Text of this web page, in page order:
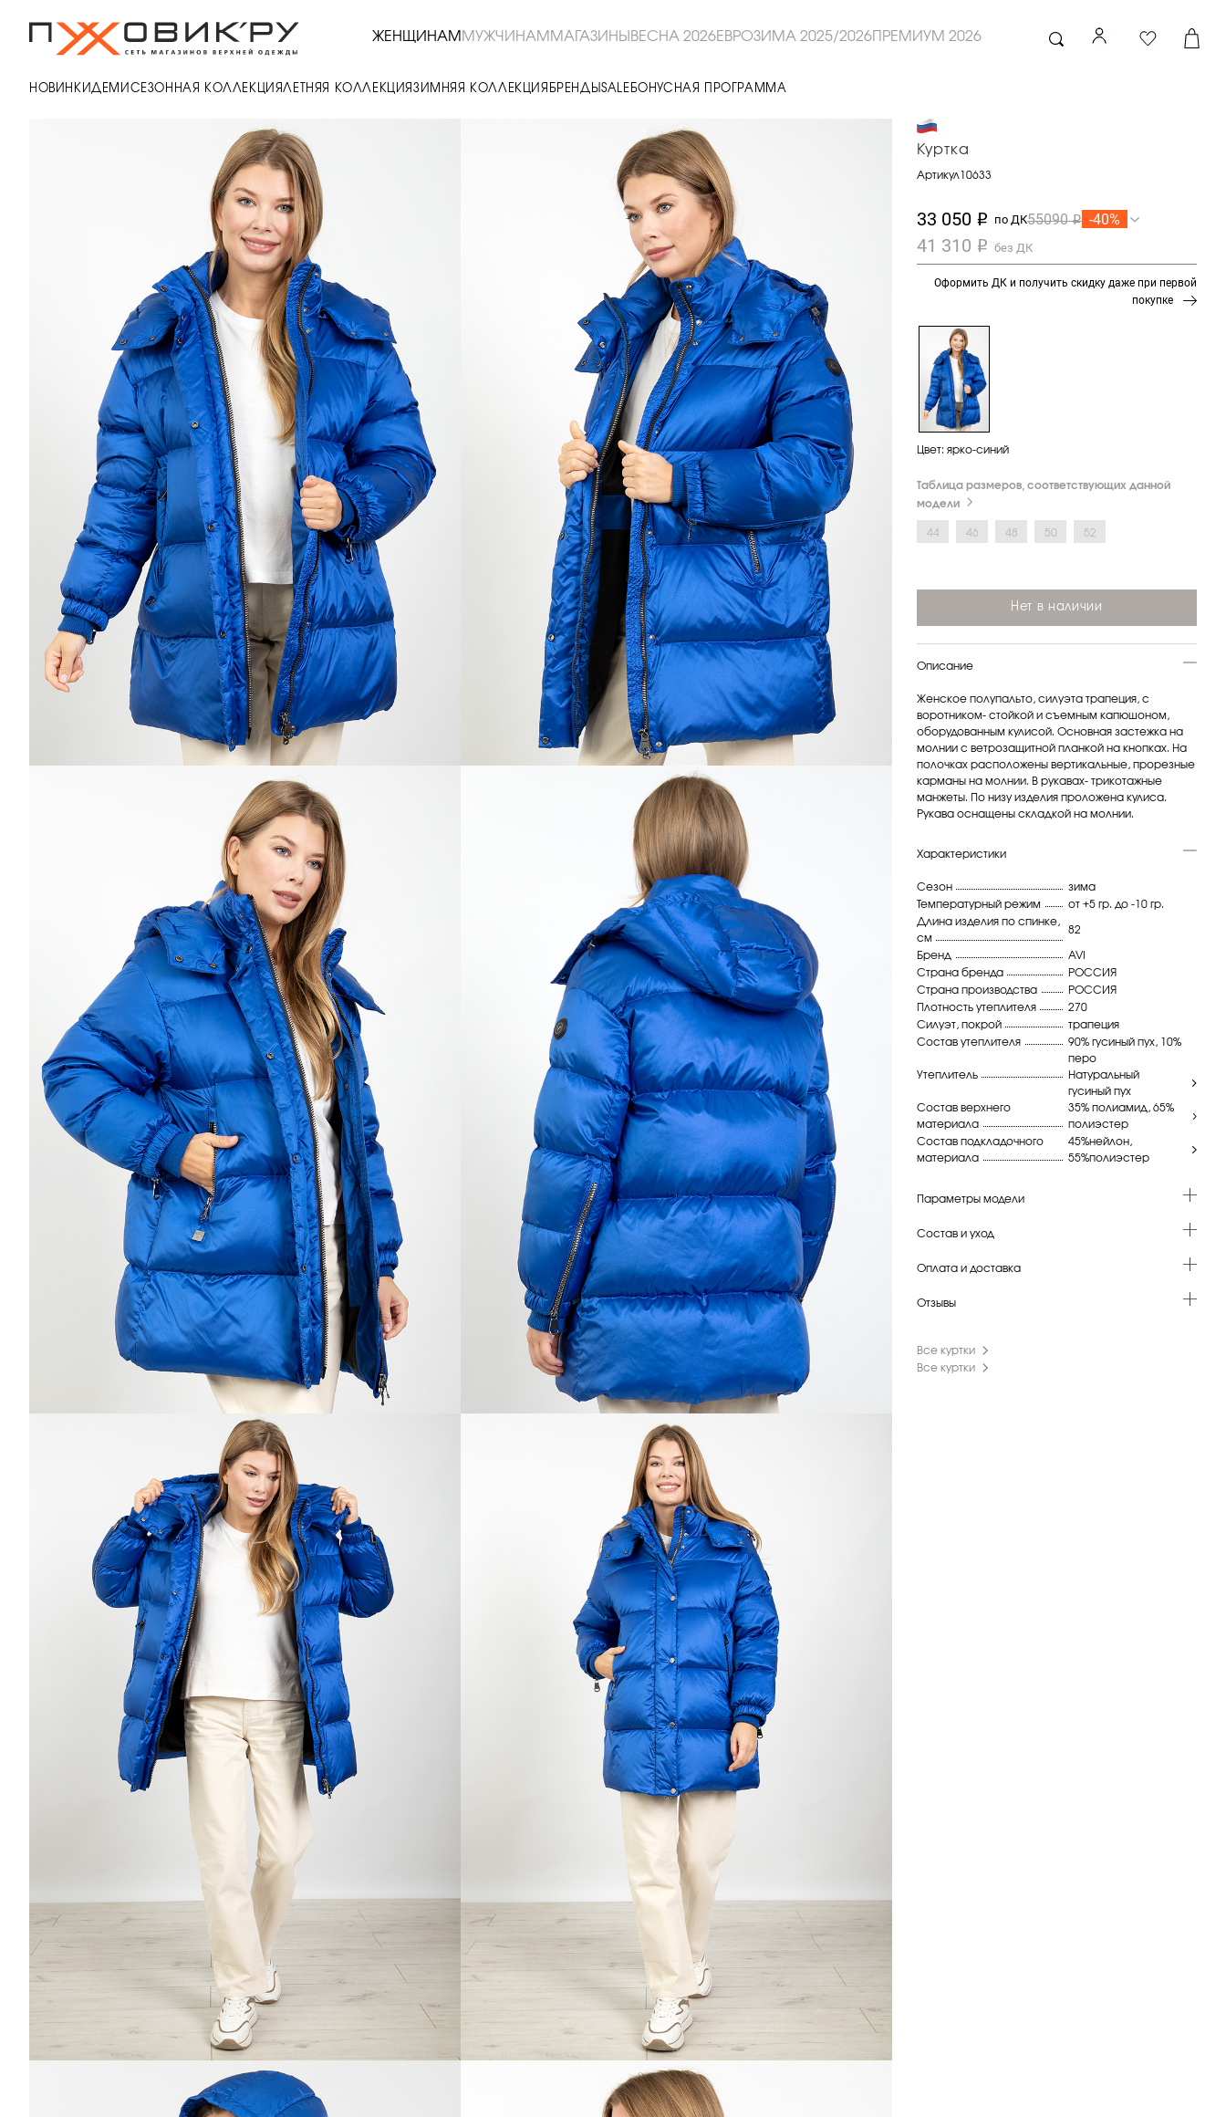
ЖЕНЩИНАМ МУЖЧИНАМ МАГАЗИНЫ ВЕСНА 2026ЕВРОЗИМА 2025/2026 ПРЕМИУМ 2026
НОВИНКИДЕМИСЕЗОННАЯ КОЛЛЕКЦИЯЛЕТНЯЯ КОЛЛЕКЦИЯЗИМНЯЯ КОЛЛЕКЦИЯ БРЕНДЫSALE БОНУСНАЯ ПРОГРАММА
Куртка
Артикул10633
33 050 i по ДК55090 i -40%
41 310 i без ДК
Оформить ДК и получить скидку даже при первой
покупке
Цвет: ярко-синий
Таблица размеров, соответствующих данной
модели
44 46 48 50 52
Нет в наличии
Описание
Женское полупальто, силуэта трапеция, с
воротником- стойкой и съемным капюшоном,
оборудованным кулисой. Основная застежка на
молнии с ветрозащитной планкой на кнопках. На
полочках расположены вертикальные, прорезные
карманы на молнии. В рукавах- трикотажные
манжеты. По низу изделия проложена кулиса.
Рукава оснащены складкой на молнии.
Характеристики
Сезон
зима
Температурный режим
от +5 гр. до -10 гр.
Длина изделия по спинке,
см
82
Бренд
AVI
Страна бренда
РОССИЯ
Страна производства
РОССИЯ
Плотность утеплителя
270
Силуэт, покрой
трапеция
Состав утеплителя
90% гусиный пух, 10%
перо
Утеплитель
Натуральный
гусиный пух
Состав верхнего
материала
35% полиамид, 65%
полиэстер
Состав подкладочного
материала
45%нейлон,
55%полиэстер
Параметры модели
Состав и уход
Оплата и доставка
Отзывы
Все куртки
Все куртки